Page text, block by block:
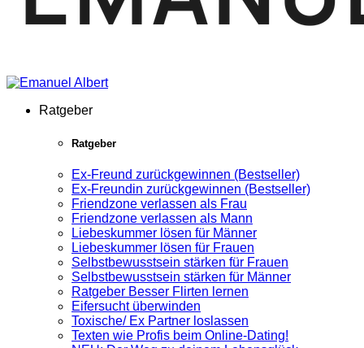
Ratgeber
Ratgeber
Ex-Freund zurückgewinnen (Bestseller)
Ex-Freundin zurückgewinnen (Bestseller)
Friendzone verlassen als Frau
Friendzone verlassen als Mann
Liebeskummer lösen für Männer
Liebeskummer lösen für Frauen
Selbstbewusstsein stärken für Frauen
Selbstbewusstsein stärken für Männer
Ratgeber Besser Flirten lernen
Eifersucht überwinden
Toxische/ Ex Partner loslassen
Texten wie Profis beim Online-Dating!